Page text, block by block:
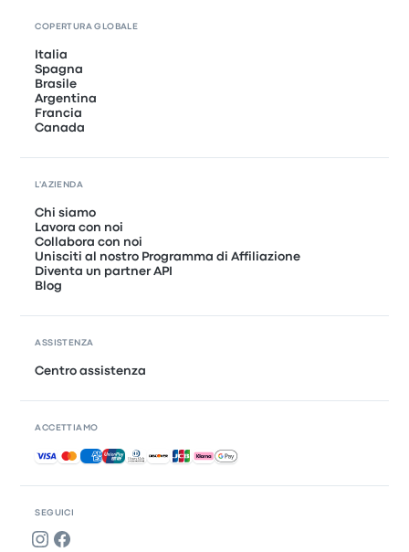
SEGUICI
COPERTURA GLOBALE
Italia
Spagna
Brasile
Argentina
Francia
Canada
L'AZIENDA
Chi siamo
Lavora con noi
Collabora con noi
Unisciti al nostro Programma di Affiliazione
Diventa un partner API
Blog
ASSISTENZA
Centro assistenza
ACCETTIAMO
Pagamenti accettati